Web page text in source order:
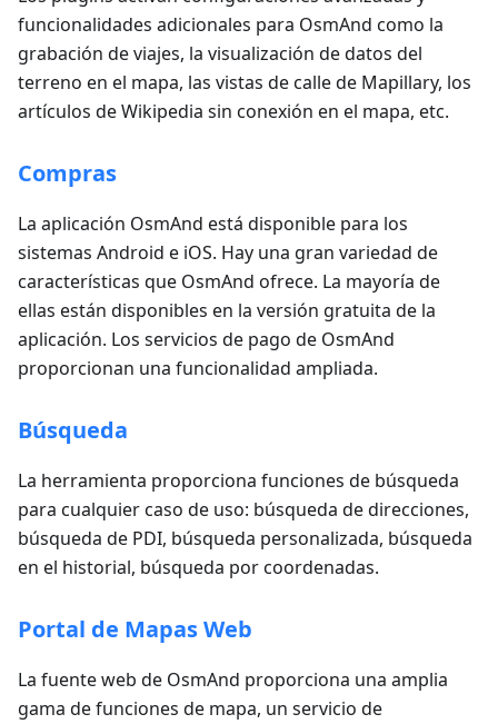
funcionalidades adicionales para OsmAnd como la
grabación de viajes, la visualización de datos del
terreno en el mapa, las vistas de calle de Mapillary, los
artículos de Wikipedia sin conexión en el mapa, etc.
Compras
La aplicación OsmAnd está disponible para los
sistemas Android e iOS. Hay una gran variedad de
características que OsmAnd ofrece. La mayoría de
ellas están disponibles en la versión gratuita de la
aplicación. Los servicios de pago de OsmAnd
proporcionan una funcionalidad ampliada.
Búsqueda
La herramienta proporciona funciones de búsqueda
para cualquier caso de uso: búsqueda de direcciones,
búsqueda de PDI, búsqueda personalizada, búsqueda
en el historial, búsqueda por coordenadas.
Portal de Mapas Web
La fuente web de OsmAnd proporciona una amplia
gama de funciones de mapa, un servicio de